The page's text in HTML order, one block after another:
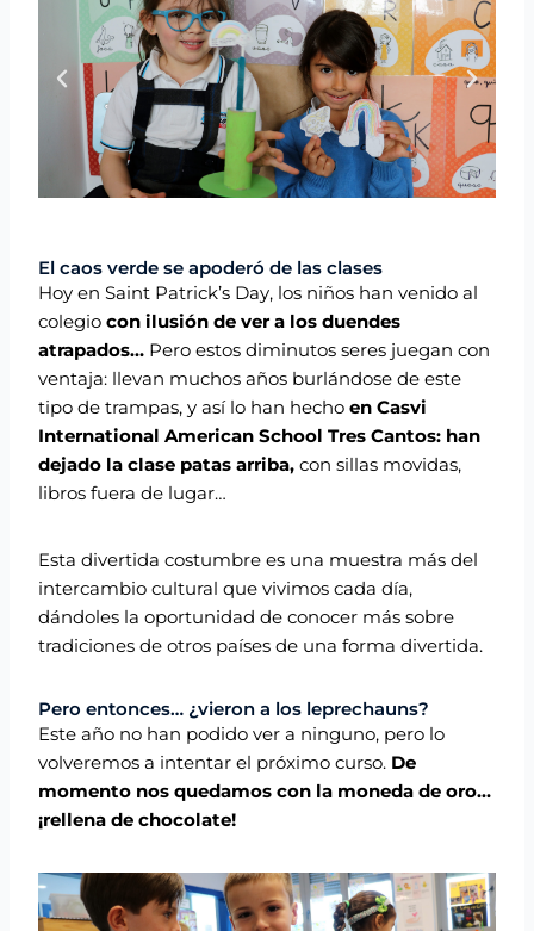
El caos verde se apoderó de las clases
Hoy en Saint Patrick’s Day, los niños han venido al
colegiocon ilusión de ver a los duendes
atrapados… Pero estos diminutos seres juegan con
ventaja: llevan muchos años burlándose de este
tipo de trampas, y así lo han hecho en Casvi
International American School Tres Cantos: han
dejado la clase patas arriba, con sillas movidas,
libros fuera de lugar…
Esta divertida costumbre es una muestra más del
intercambio cultural que vivimos cada día,
dándoles la oportunidad de conocer más sobre
tradiciones de otros países de una forma divertida.
Pero entonces… ¿vieron a los leprechauns?
Este año no han podido ver a ninguno, pero lo
volveremos a intentar el próximo curso. De
momento nos quedamos con la moneda de oro…
¡rellena de chocolate!